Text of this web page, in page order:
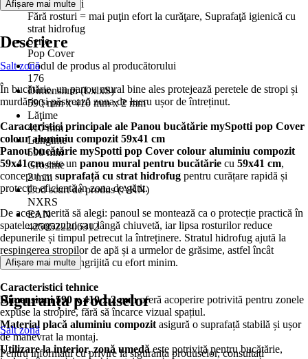
Caracteristici
Fără rosturi = mai puţin efort la curăţare, Suprafaţă igienică cu
strat hidrofug
Serie
Pop Cover
Codul de produs al producătorului
176
Dimensiuni (LxlxS)
590 mm x 410 mm x 2 mm
Lăţime
410 mm
Lungime
590 mm
Grosime
2 mm
Cod scurt de produs (AKN)
NXRS
EAN
4250522206312
Afișare mai multe
Descriere
Salt zonă
În bucătărie, un panou mural bine ales protejează peretele de stropi și
murdărie și păstrează zona de lucru ușor de întreținut.
Caracteristici principale ale Panou bucătărie mySpotti pop Cover
colour aluminiu compozit 59x41 cm
Panou bucătărie mySpotti pop Cover colour aluminiu compozit
59x41 cmeste un panou mural pentru bucătărie cu 59x41 cm,
conceput cu suprafață cu strat hidrofug pentru curățare rapidă și
protecție eficientă în zona de gătit.
De aceea merită să alegi: panoul se montează ca o protecție practică în
spatele aragazului sau lângă chiuvetă, iar lipsa rosturilor reduce
depunerile și timpul petrecut la întreținere. Stratul hidrofug ajută la
respingerea stropilor de apă și a urmelor de grăsime, astfel încât
suprafața rămâne îngrijită cu efort minim.
Caracteristici tehnice
Dimensiuni 590 x 410 x 2 mmoferă acoperire potrivită pentru zonele
expuse la stropire, fără să încarce vizual spațiul.
Material placă aluminiu compozit asigură o suprafață stabilă și ușor
de manevrat la montaj.
Utilizare la interior, zonă umedăeste potrivită pentru bucătărie,
Afișare mai multe
Siguranța produselor
Salt zonă
Pentru informații cu privire la siguranța produselor, consultați